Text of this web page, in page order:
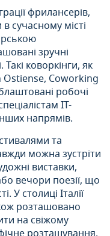
фрилансерів,
сучасному місті
зручні
коворкінги, як
Coworking
робочі
IT-
напрямів.
та
можна зустріти
виставки,
вечори поезії, що
У столиці Італії
розташовано
на свіжому